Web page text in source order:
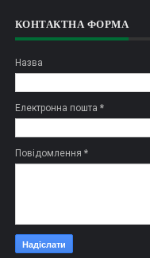
КОНТАКТНА ФОРМА
Назва
Електронна пошта *
Повідомлення *